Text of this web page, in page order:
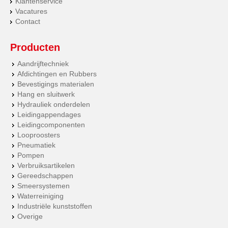
Vacatures
Contact
Producten
Aandrijftechniek
Afdichtingen en Rubbers
Bevestigings materialen
Hang en sluitwerk
Hydrauliek onderdelen
Leidingappendages
Leidingcomponenten
Looproosters
Pneumatiek
Pompen
Verbruiksartikelen
Gereedschappen
Smeersystemen
Waterreiniging
Industriële kunststoffen
Overige